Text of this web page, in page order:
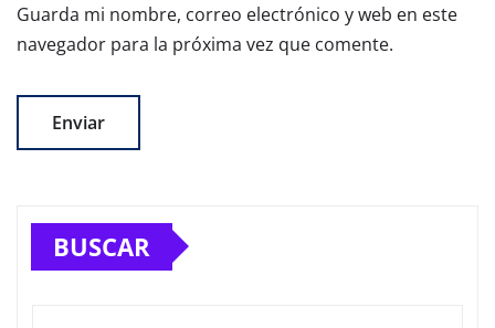
Guarda mi nombre, correo electrónico y web en este
navegador para la próxima vez que comente.
BUSCAR